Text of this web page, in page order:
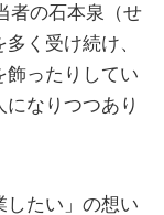
者の石本泉（せ
く受け続け、
飾ったりしてい
なりつつあり
したい」の想い